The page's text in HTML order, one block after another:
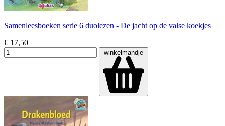
Samenleesboeken serie 6 duolezen - De jacht op de valse koekjes
€ 17,50
winkelmandje